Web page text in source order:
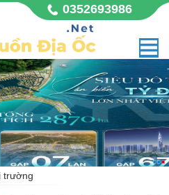
0352693986
trường